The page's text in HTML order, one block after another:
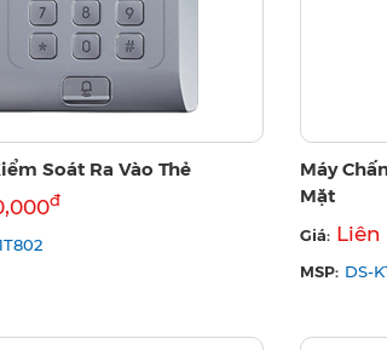
Soát Ra Vào Thẻ
đ
Máy
Mặt
Giá: Liên
MSP: DS-